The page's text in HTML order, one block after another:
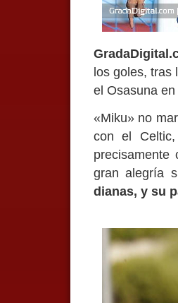
los goles, tras
el Osasuna
«Miku» no
con el
gran alegría
dianas, y su